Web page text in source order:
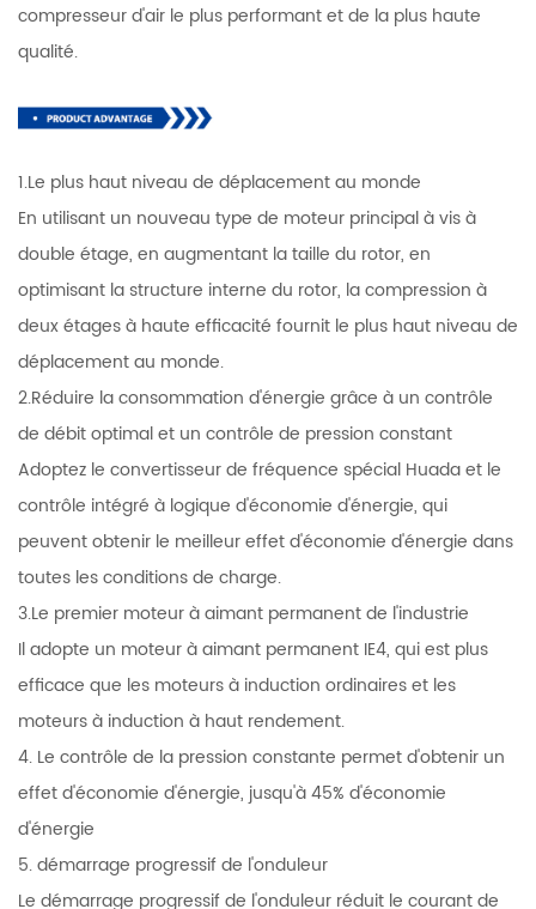
compresseur d'air le plus performant et de la plus haute
qualité.
1.Le plus haut niveau de déplacement au monde
En utilisant un nouveau type de moteur principal à vis à
double étage, en augmentant la taille du rotor, en
optimisant la structure interne du rotor, la compression à
deux étages à haute efficacité fournit le plus haut niveau de
déplacement au monde.
2.Réduire la consommation d'énergie grâce à un contrôle
de débit optimal et un contrôle de pression constant
Adoptez le convertisseur de fréquence spécial Huada et le
contrôle intégré à logique d'économie d'énergie, qui
peuvent obtenir le meilleur effet d'économie d'énergie dans
toutes les conditions de charge.
3.Le premier moteur à aimant permanent de l'industrie
Il adopte un moteur à aimant permanent IE4, qui est plus
efficace que les moteurs à induction ordinaires et les
moteurs à induction à haut rendement.
4. Le contrôle de la pression constante permet d'obtenir un
effet d'économie d'énergie, jusqu'à 45% d'économie
d'énergie
5. démarrage progressif de l'onduleur
Le démarrage progressif de l'onduleur réduit le courant de